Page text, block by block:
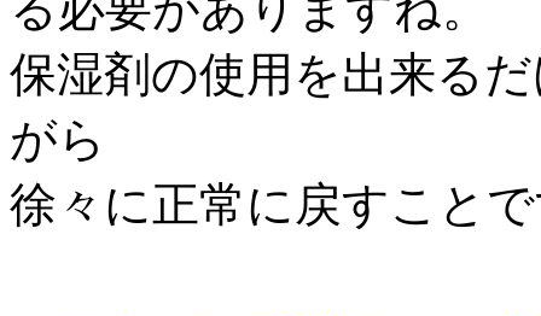
保湿剤の使用を出来る
がら
徐々に正常に戻すこと